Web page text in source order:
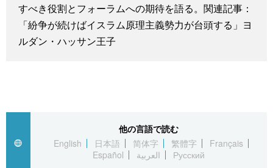
スポーツ・東京2020
Topics
すべき役割とフォーラムへの期待を語る。関連記事：
「紛争が続けばイスラム原理主義勢力が台頭する」ヨ
ルダン・ハッサン王子
他の言語で読む
English
日本語 简体字 繁體字
Français
Español
العربية Русский